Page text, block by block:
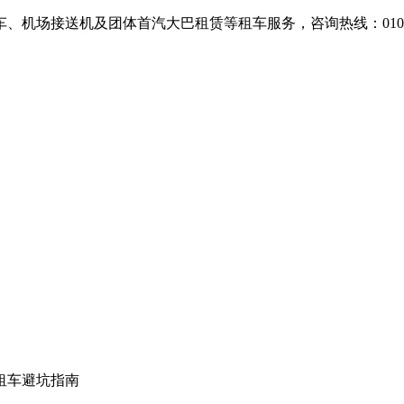
机场接送机及团体首汽大巴租赁等租车服务，咨询热线：
车避坑指南